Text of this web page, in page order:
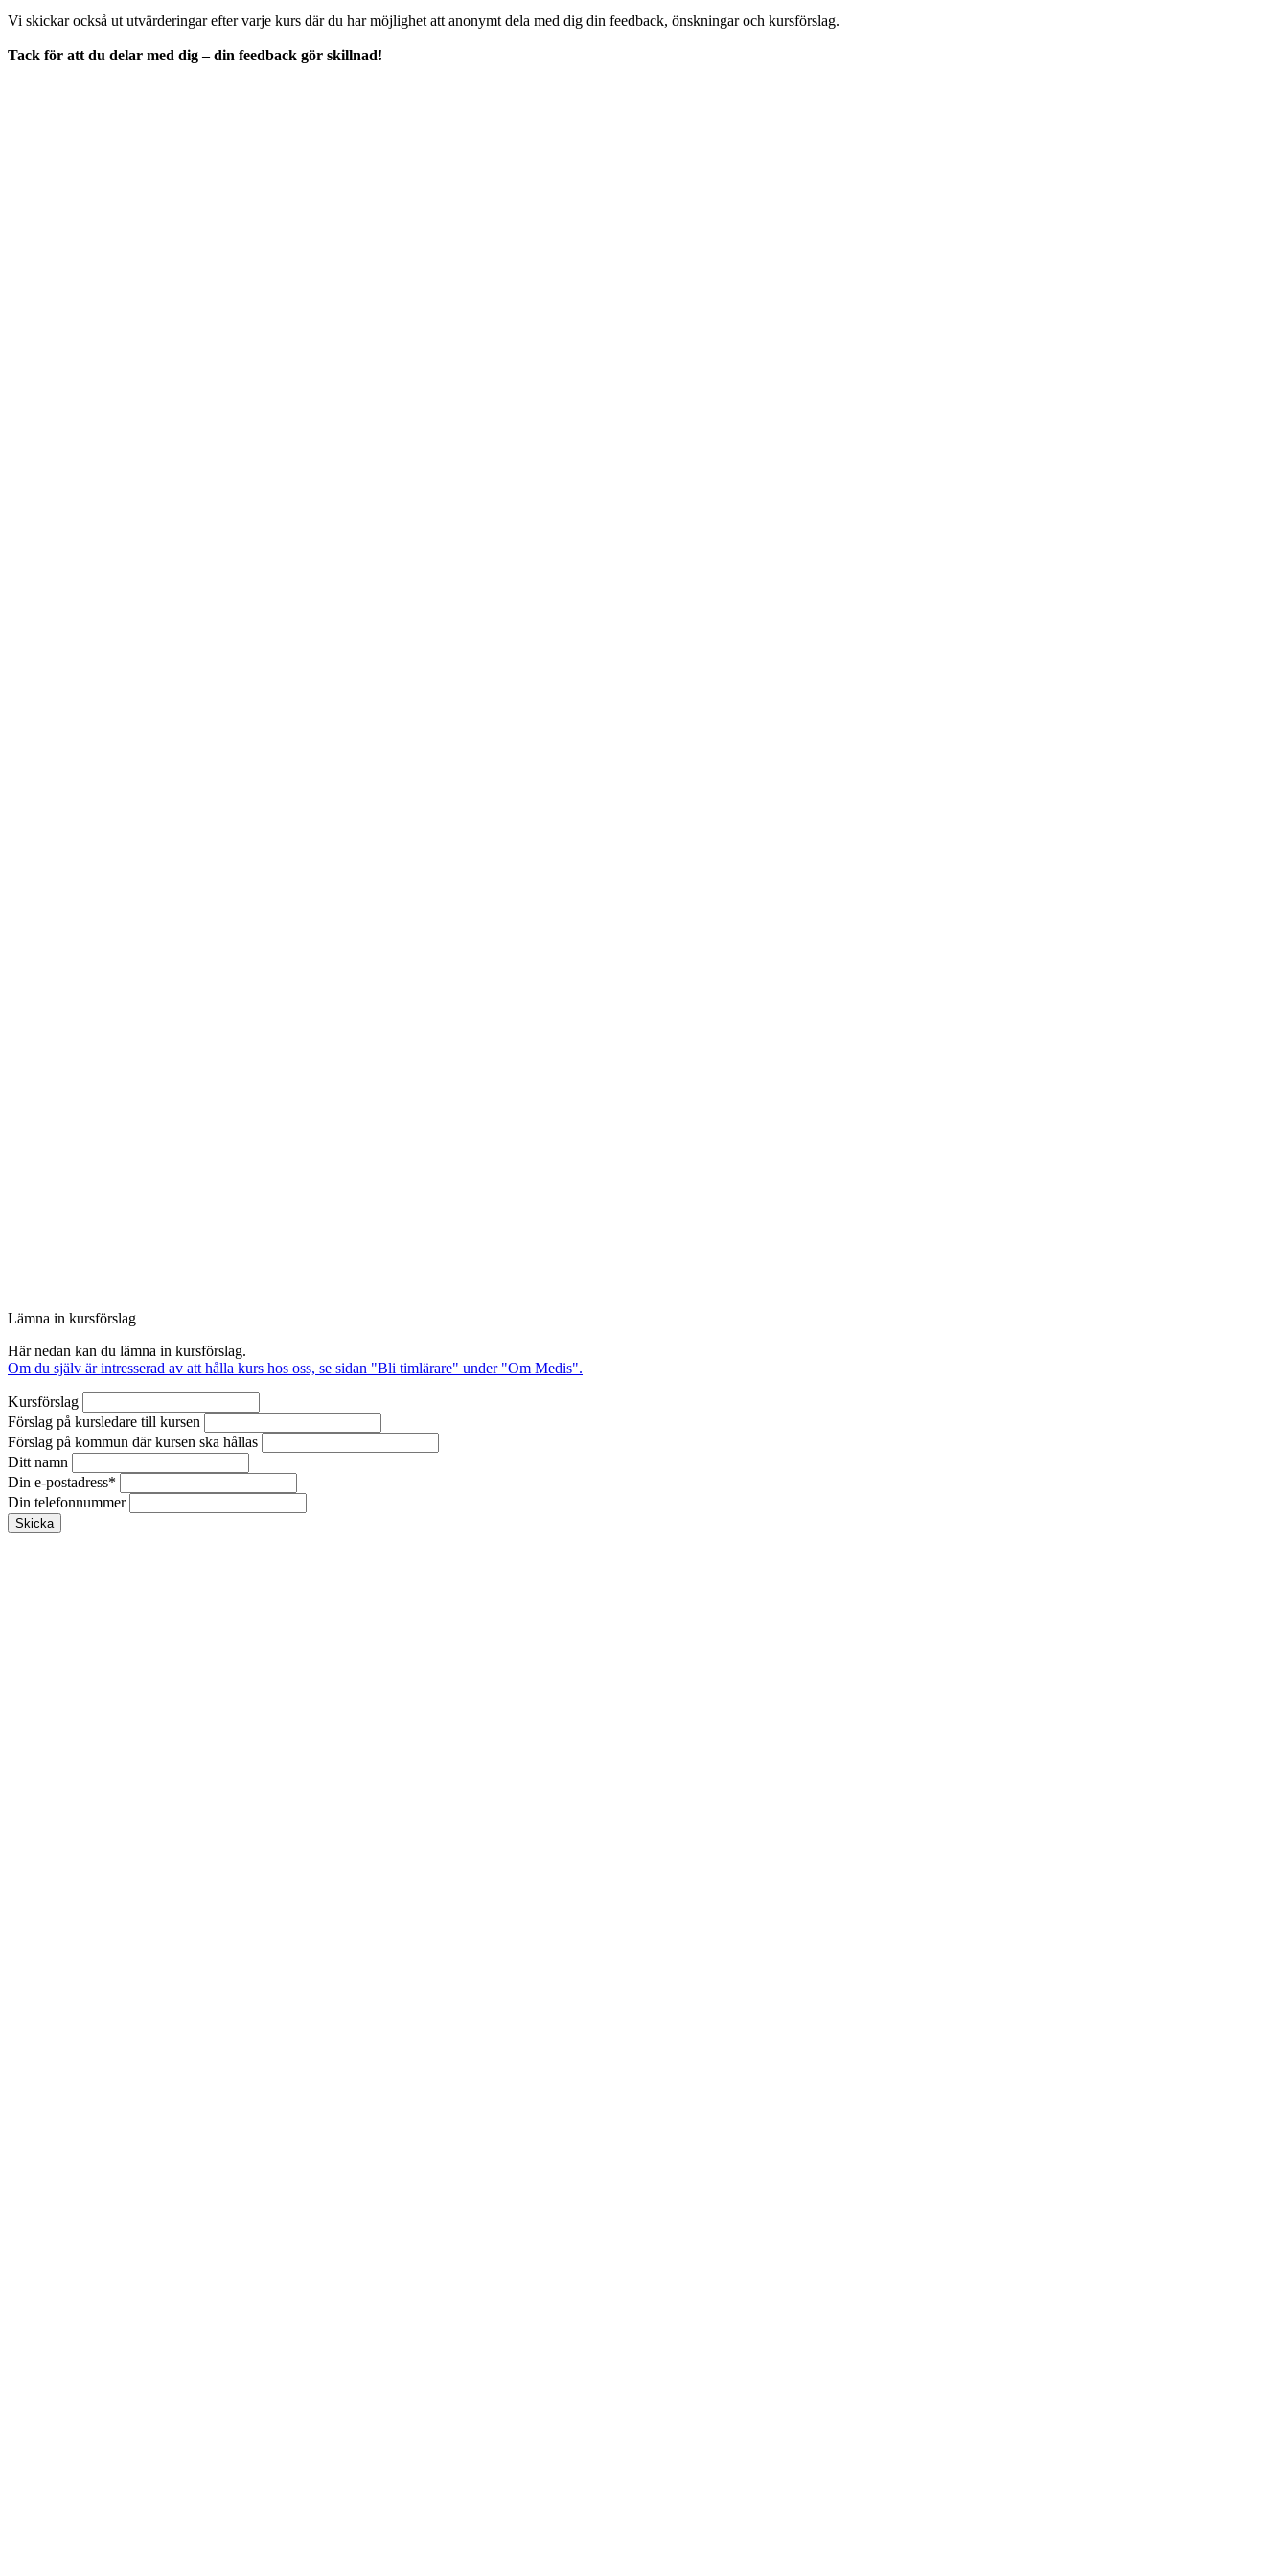
Vi skickar också ut utvärderingar efter varje kurs där du har möjlighet att anonymt dela med dig din feedback, önskningar och kursförslag.
Tack för att du delar med dig – din feedback gör skillnad!
Lämna in kursförslag
Här nedan kan du lämna in kursförslag.
Om du själv är intresserad av att hålla kurs hos oss, se sidan "Bli timlärare" under "Om Medis".
Kursförslag
Förslag på kursledare till kursen
Förslag på kommun där kursen ska hållas
Ditt namn
Din e-postadress*
Din telefonnummer
Skicka